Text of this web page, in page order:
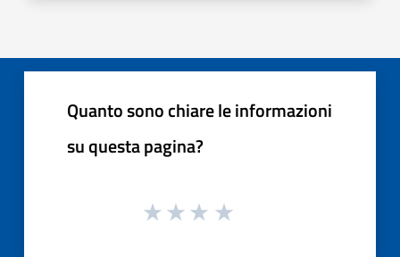
Quanto sono chiare le informazioni
su questa pagina?